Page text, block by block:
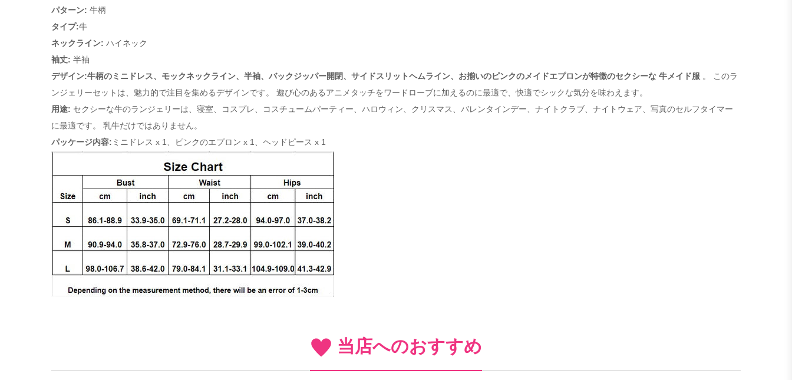
パターン: 牛柄
タイプ:牛
ネックライン: ハイネック
袖丈: 半袖
デザイン:牛柄のミニドレス、モックネックライン、半袖、バックジッパー開閉、サイドスリットヘムライン、お揃いのピンクのメイドエプロンが特徴のセクシーな 牛メイド服 。 このラ
ンジェリーセットは、魅力的で注目を集めるデザインです。 遊び心のあるアニメタッチをワードローブに加えるのに最適で、快適でシックな気分を味わえます。
用途: セクシーな牛のランジェリーは、寝室、コスプレ、コスチュームパーティー、ハロウィン、クリスマス、バレンタインデー、ナイトクラブ、ナイトウェア、写真のセルフタイマー
に最適です。 乳牛だけではありません。
パッケージ内容: ミニドレス x 1、ピンクのエプロン x 1、ヘッドピース x 1
当店へのおすすめ